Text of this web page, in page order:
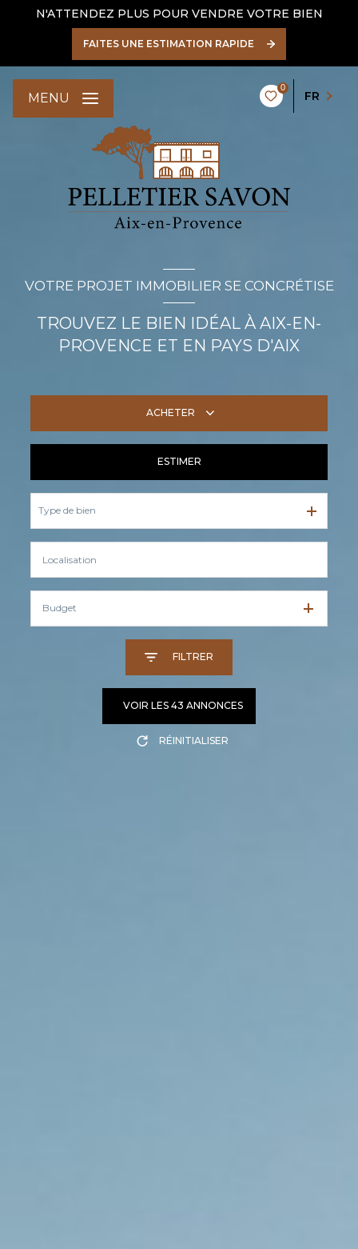
N'ATTENDEZ PLUS POUR VENDRE VOTRE BIEN
FAITES UNE ESTIMATION RAPIDE
0
FR
MENU
VOTRE PROJET IMMOBILIER SE CONCRÉTISE
TROUVEZ LE BIEN IDÉAL À AIX-EN-
PROVENCE ET EN PAYS D'AIX
ACHETER
ESTIMER
Type de bien
Budget
FILTRER
VOIR LES 43 ANNONCES
RÉINITIALISER